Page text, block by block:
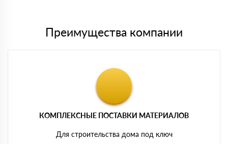
Преимущества компании
КОМПЛЕКСНЫЕ ПОСТАВКИ МАТЕРИАЛОВ
Для строительства дома под ключ